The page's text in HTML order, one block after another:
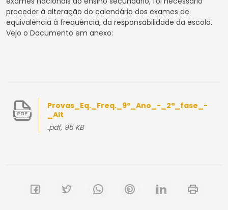
proceder à alteração do calendário dos exames de
equivalência à frequência, da responsabilidade da escola.
Vejo o Documento em anexo:
Provas_Eq._Freq._9º_Ano_-_2ª_fase_-
_Alt
.pdf, 95 KB